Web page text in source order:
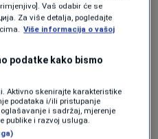
o ključnom liku
prije nisu javno
je to čovjek koji je
Ruže
Amanatidis,
Vaš odabir će se
Za više detalja, pogledajte
Više informacija o vašoj
podatke kako bismo
Aktivno skenirajte karakteristike
podataka i/ili pristupanje
i sadržaj, mjerenje
publike i razvoj usluga.